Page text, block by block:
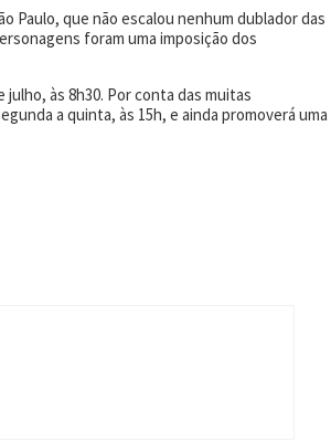
Paulo, que não escalou nenhum dublador das
foram uma imposição dos
às 8h30. Por conta das muitas
a quinta, às 15h, e ainda promoverá uma